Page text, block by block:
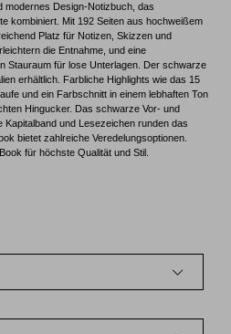
modernes Design-Notizbuch, das
kombiniert. Mit 192 Seiten aus hochweißem
Platz für Notizen, Skizzen und
die Entnahme, und eine
Stauraum für lose Unterlagen. Der schwarze
erhältlich. Farbliche Highlights wie das 15
und ein Farbschnitt in einem lebhaften Ton
Hingucker. Das schwarze Vor- und
und Lesezeichen runden das
bietet zahlreiche Veredelungsoptionen.
für höchste Qualität und Stil.